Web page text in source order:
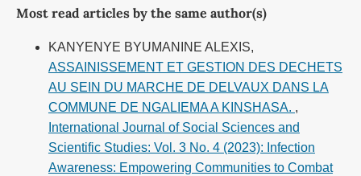
Most read articles by the same author(s)
KANYENYE BYUMANINE ALEXIS,
ASSAINISSEMENT ET GESTION DES DECHETS
AU SEIN DU MARCHE DE DELVAUX DANS LA
COMMUNE DE NGALIEMA A KINSHASA. ,
International Journal of Social Sciences and
Scientific Studies: Vol. 3 No. 4 (2023): Infection
Awareness: Empowering Communities to Combat